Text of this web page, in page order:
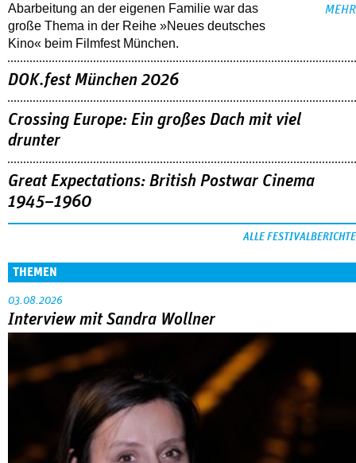
Abarbeitung an der eigenen Familie war das
große Thema in der Reihe »Neues deutsches
Kino« beim Filmfest München.
MEHR
DOK.fest München 2026
Crossing Europe: Ein großes Dach mit viel
drunter
Great Expectations: British Postwar Cinema
1945–1960
ALLE FESTIVALBERICHTE
THEMEN
03.08.2026
Interview mit Sandra Wollner